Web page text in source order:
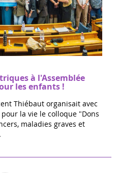
à l'Assemblée
les enfants !
Thiébaut organisait avec
la vie le colloque "Dons
maladies graves et